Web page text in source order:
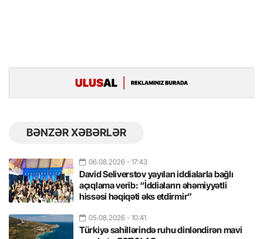
BƏNZƏR XƏBƏRLƏR
06.08.2026 - 17:43
David Seliverstov yayılan iddialarla bağlı
açıqlama verib: “İddiaların əhəmiyyətli
hissəsi həqiqəti əks etdirmir”
05.08.2026 - 10:41
Türkiyə sahillərində ruhu dinləndirən mavi